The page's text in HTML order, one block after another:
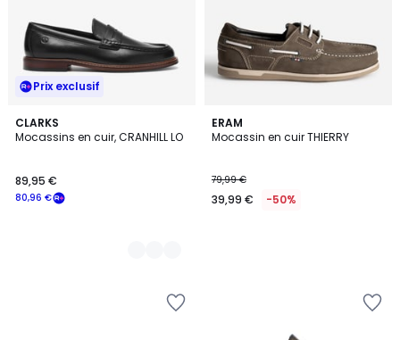
Prix exclusif
CLARKS
Mocassins en cuir, CRANHILL LO
80,96 €
89,95 €
2
Couleurs
ERAM
Mocassin en cuir THIERRY
79,99 €
39,99 € -50%